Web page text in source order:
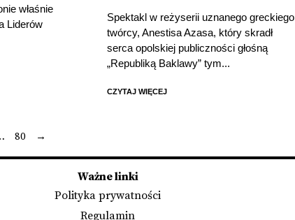
właśnie
Liderów
Spektakl w reżyserii uznanego greckiego
twórcy, Anestisa Azasa, który skradł
serca opolskiej publiczności głośną
„Republiką Baklawy” tym...
CZYTAJ WIĘCEJ
Stronicowanie
wpisów
80 →
Ważne linki
Polityka prywatności
Regulamin